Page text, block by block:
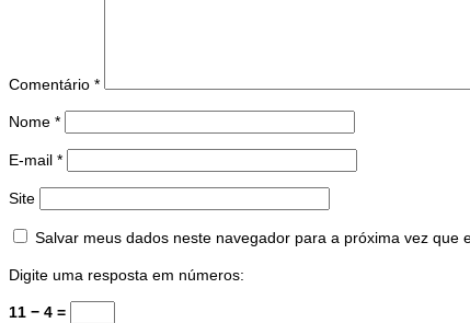
Comentário *
Nome *
E-mail *
Site
Salvar meus dados neste navegador para a próxima vez que
Digite uma resposta em números:
11 − 4 =